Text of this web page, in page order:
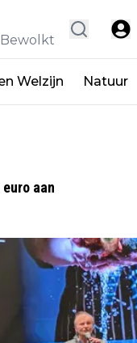
Welzijn Natuur
aan